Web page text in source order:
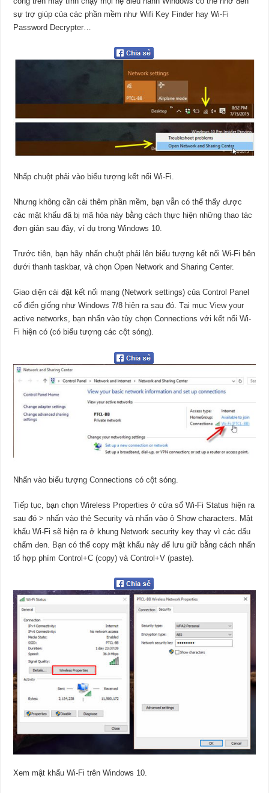
sự trợ giúp của các phần mềm như Wifi Key Finder hay Wi-Fi
Password Decrypter…
Nhấp chuột phải vào biểu tượng kết nối Wi-Fi.
Nhưng không cần cài thêm phần mềm, bạn vẫn có thể thấy được
các mật khẩu đã bị mã hóa này bằng cách thực hiện những thao tác
đơn giản sau đây, ví dụ trong Windows 10.
Trước tiên, bạn hãy nhấn chuột phải lên biểu tượng kết nối Wi-Fi bên
dưới thanh taskbar, và chọn Open Network and Sharing Center.
Giao diện cài đặt kết nối mạng (Network settings) của Control Panel
cổ điển giống như Windows 7/8 hiện ra sau đó. Tại mục View your
active networks, bạn nhấn vào tùy chọn Connections với kết nối Wi-
Fi hiện có (có biểu tượng các cột sóng).
Nhấn vào biểu tượng Connections có cột sóng.
Tiếp tục, bạn chọn Wireless Properties ở cửa sổ Wi-Fi Status hiện ra
sau đó > nhấn vào thẻ Security và nhấn vào ô Show characters. Mật
khẩu Wi-Fi sẽ hiện ra ở khung Network security key thay vì các dấu
chấm đen. Bạn có thể copy mật khẩu này để lưu giữ bằng cách nhấn
tổ hợp phím Control+C (copy) và Control+V (paste).
Xem mật khẩu Wi-Fi trên Windows 10.